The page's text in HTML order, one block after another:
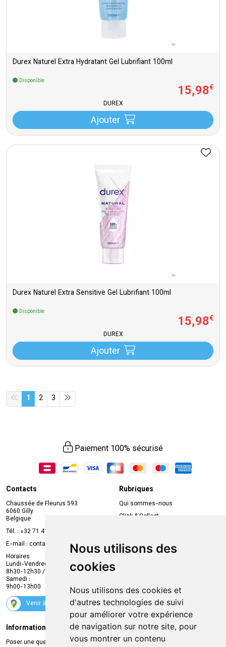
Nous utilisons des
cookies
Nous utilisons des cookies et
d'autres technologies de suivi
pour améliorer votre expérience
de navigation sur notre site, pour
vous montrer un contenu
Durex Naturel Extra Hydratant Gel Lubrifiant 100ml
Disponible
15,98€
DUREX
Ajouter
Durex Naturel Extra Sensitive Gel Lubrifiant 100ml
Disponible
15,98€
DUREX
Ajouter
1 2 3
Paiement 100% sécurisé
Contacts
Chaussée de Fleurus 593
6060 Gilly
Belgique
Tél. : +32 71 41 32 10
E-mail : contact
mvapharma.be
Horaires
Lundi-Vendredi :
8h30-12h30 / 13h30-18h30
Samedi :
9h00-13h00
Venir à la pharmacie
Rubriques
Qui sommes-nous
Click & Collect
Compte professionnel
Envoi d’ordonnance
Suivez-nous
Informations légales
Poser une question
Livraison
Retrait à la pharmacie